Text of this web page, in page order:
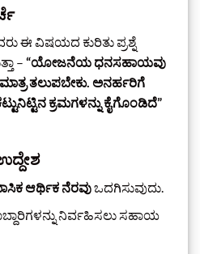
ಈ ವಿಷಯದ ಕುರಿತು ಪ್ರಶ್ನೆ
– “ಯೋಜನೆಯ ಧನಸಹಾಯವು
ತಲುಪಬೇಕು. ಅನರ್ಹರಿಗೆ
ಕ್ರಮಗಳನ್ನು ಕೈಗೊಂಡಿದೆ”
ಆರ್ಥಿಕ ನೆರವುಒದಗಿಸುವುದು.
ನಿರ್ವಹಿಸಲು ಸಹಾಯ